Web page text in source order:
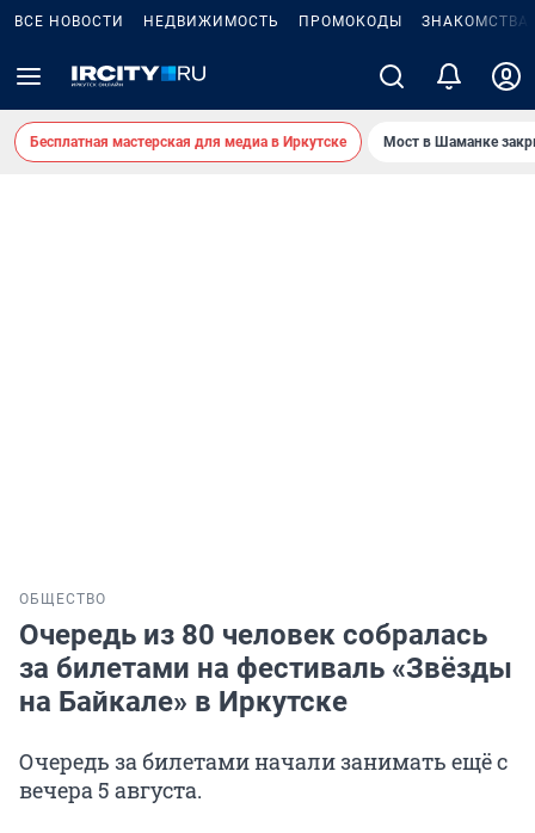
ВСЕ НОВОСТИ НЕДВИЖИМОСТЬ ПРОМОКОДЫ ЗНАКОМСТВА
Бесплатная мастерская для медиа в Иркутске Мост в Шаманке
ОБЩЕСТВО
Очередь из 80 человек собралась
за билетами на фестиваль «Звёзды
на Байкале» в Иркутске
Очередь за билетами начали занимать ещё с
вечера 5 августа.